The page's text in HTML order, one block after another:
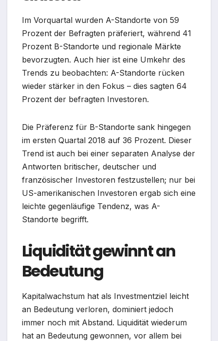
Im Vorquartal wurden A-Standorte von 59
Prozent der Befragten präferiert, während 41
Prozent B-Standorte und regionale Märkte
bevorzugten. Auch hier ist eine Umkehr des
Trends zu beobachten: A-Standorte rücken
wieder stärker in den Fokus – dies sagten 64
Prozent der befragten Investoren.
Die Präferenz für B-Standorte sank hingegen
im ersten Quartal 2018 auf 36 Prozent. Dieser
Trend ist auch bei einer separaten Analyse der
Antworten britischer, deutscher und
französischer Investoren festzustellen; nur bei
US-amerikanischen Investoren ergab sich eine
leichte gegenläufige Tendenz, was A-
Standorte begrifft.
Liquidität gewinnt an
Bedeutung
Kapitalwachstum hat als Investmentziel leicht
an Bedeutung verloren, dominiert jedoch
immer noch mit Abstand. Liquidität wiederum
hat an Bedeutung gewonnen, vor allem bei